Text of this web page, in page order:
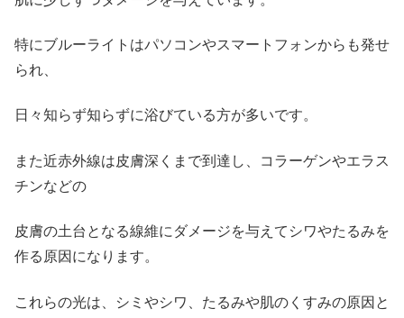
特にブルーライトはパソコンやスマートフォンからも発せ
られ、
日々知らず知らずに浴びている方が多いです。
また近赤外線は皮膚深くまで到達し、コラーゲンやエラス
チンなどの
皮膚の土台となる線維にダメージを与えてシワやたるみを
作る原因になります。
これらの光は、シミやシワ、たるみや肌のくすみの原因と